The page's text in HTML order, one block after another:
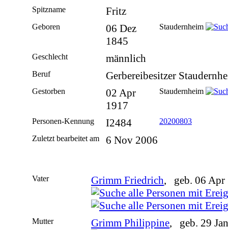
Spitzname Fritz
Geboren
06 Dez
1845
Staudernheim
Geschlecht männlich
Beruf Gerbereibesitzer
Gestorben
02 Apr
1917
Staudernheim
Personen-Kennung I2484
20200803
Zuletzt bearbeitet am
6 Nov 2006
Vater Grimm Friedrich, geb. 06 Apr
Mutter Grimm Philippine, geb. 29